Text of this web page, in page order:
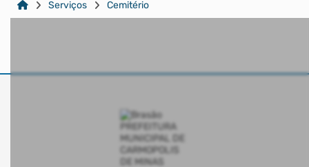
Diário Oficial
Serviços Cemitério